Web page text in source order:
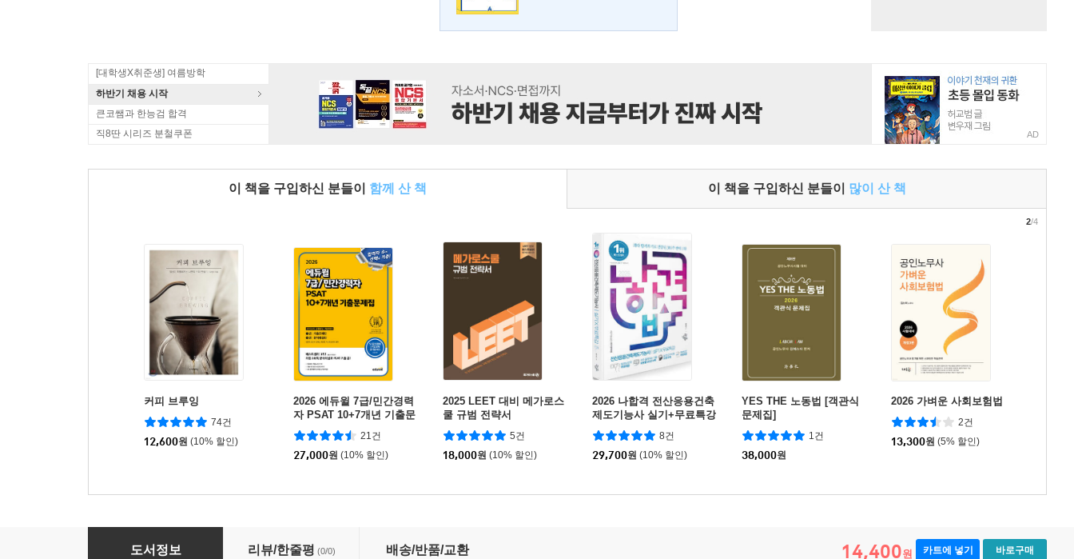
[대학생X취준생] 여름방학
하반기 채용 시작
큰코쌤과 한능검 합격
직8딴 시리즈 분철쿠폰
AD
이 책을 구입하신 분들이 함께 산 책 이 책을 구입하신 분들이 많이 산 책
커피 브루잉
74건
12,600원 (10% 할인)
2026 에듀윌 7급/민간경력
자 PSAT 10+7개년 기출문
제집 언어논리, 상황판단,
자료해석
21건
27,000원 (10% 할인)
2025 LEET 대비 메가로스
쿨 규범 전략서
5건
18,000원 (10% 할인)
2026 나합격 전산응용건축
제도기능사 실기+무료특강
8건
29,700원 (10% 할인)
YES THE 노동법 [객관식
문제집]
1건
38,000원
2026 가벼운 사회보험법
2건
13,300원 (5% 할인)
2/4
2026 박문각 공인노무사 1차 김민권 민법 10개년 기출문제집
도서정보 리뷰/한줄평 (0/0) 배송/반품/교환 14,400원 카트에 넣기 바로구매